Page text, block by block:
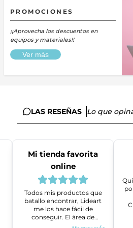
PROMOCIONES
¡¡Aprovecha los descuentos en
equipos y materiales!!
Ver más
LAS RESEÑAS Lo que
Mi tienda favorita
online
Todos mis productos que
batallo encontrar, Lideart
me los hace fácil de
conseguir. El área de
ventas es super amable y